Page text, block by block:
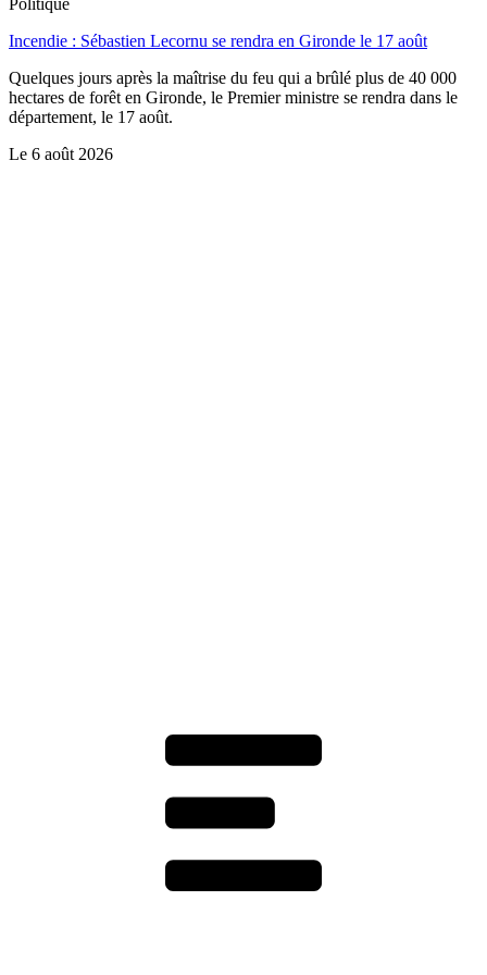
Incendie : Sébastien Lecornu se rendra en Gironde le 17 août
Quelques jours après la maîtrise du feu qui a brûlé plus de 40 000
hectares de forêt en Gironde, le Premier ministre se rendra dans le
département, le 17 août.
Le 6 août 2026